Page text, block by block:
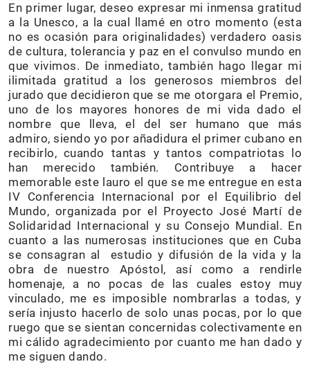
En primer lugar, deseo expresar mi inmensa gratitud
a la Unesco, a la cual llamé en otro momento (esta
no es ocasión para originalidades) verdadero oasis
de cultura, tolerancia y paz en el convulso mundo en
que vivimos. De inmediato, también hago llegar mi
ilimitada gratitud a los generosos miembros del
jurado que decidieron que se me otorgara el Premio,
uno de los mayores honores de mi vida dado el
nombre que lleva, el del ser humano que más
admiro, siendo yo por añadidura el primer cubano en
recibirlo, cuando tantas y tantos compatriotas lo
han merecido también. Contribuye a hacer
memorable este lauro el que se me entregue en esta
IV Conferencia Internacional por el Equilibrio del
Mundo, organizada por el Proyecto José Martí de
Solidaridad Internacional y su Consejo Mundial. En
cuanto a las numerosas instituciones que en Cuba
se consagran al estudio y difusión de la vida y la
obra de nuestro Apóstol, así como a rendirle
homenaje, a no pocas de las cuales estoy muy
vinculado, me es imposible nombrarlas a todas, y
sería injusto hacerlo de solo unas pocas, por lo que
ruego que se sientan concernidas colectivamente en
mi cálido agradecimiento por cuanto me han dado y
me siguen dando.